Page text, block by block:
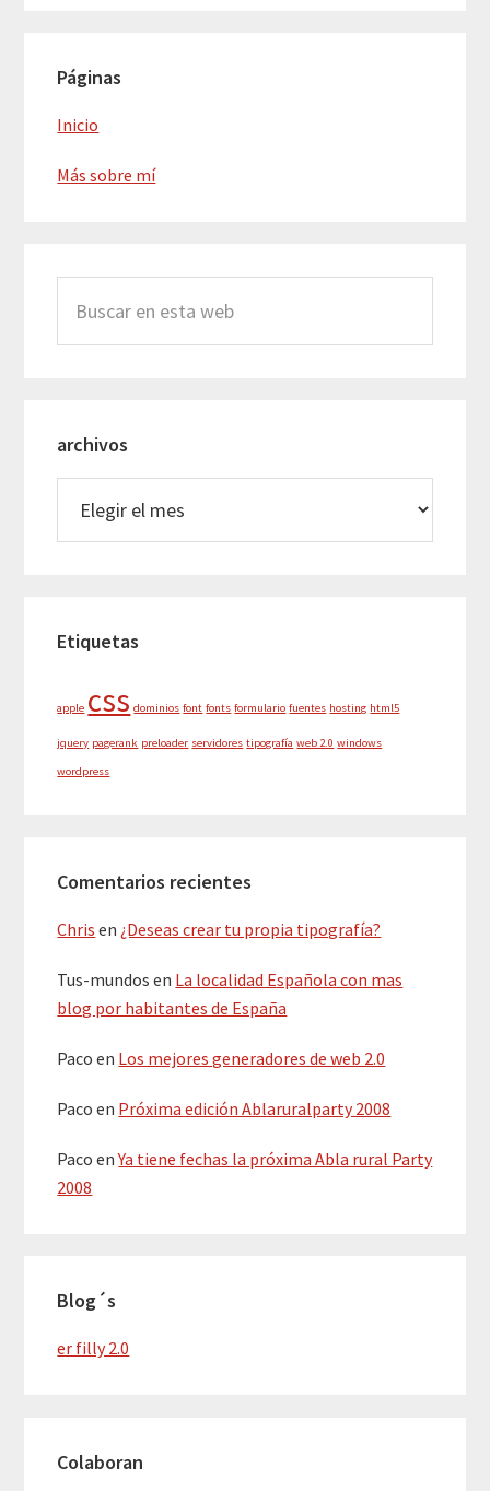
lateral
principal
Páginas
Inicio
Más sobre mí
esta
archivos
Etiquetas
apple css dominios font fonts formulario fuentes hosting html5
jquery pagerank preloader servidores tipografía web 2.0 windows
wordpress
Comentarios recientes
Chris en ¿Deseas crear tu propia tipografía?
Tus-mundos en La localidad Española con mas
blog por habitantes de España
Paco en Los mejores generadores de web 2.0
Paco en Próxima edición Ablaruralparty 2008
Paco enYa tiene fechas la próxima Abla rural Party
2008
Blog´s
er filly 2.0
Colaboran